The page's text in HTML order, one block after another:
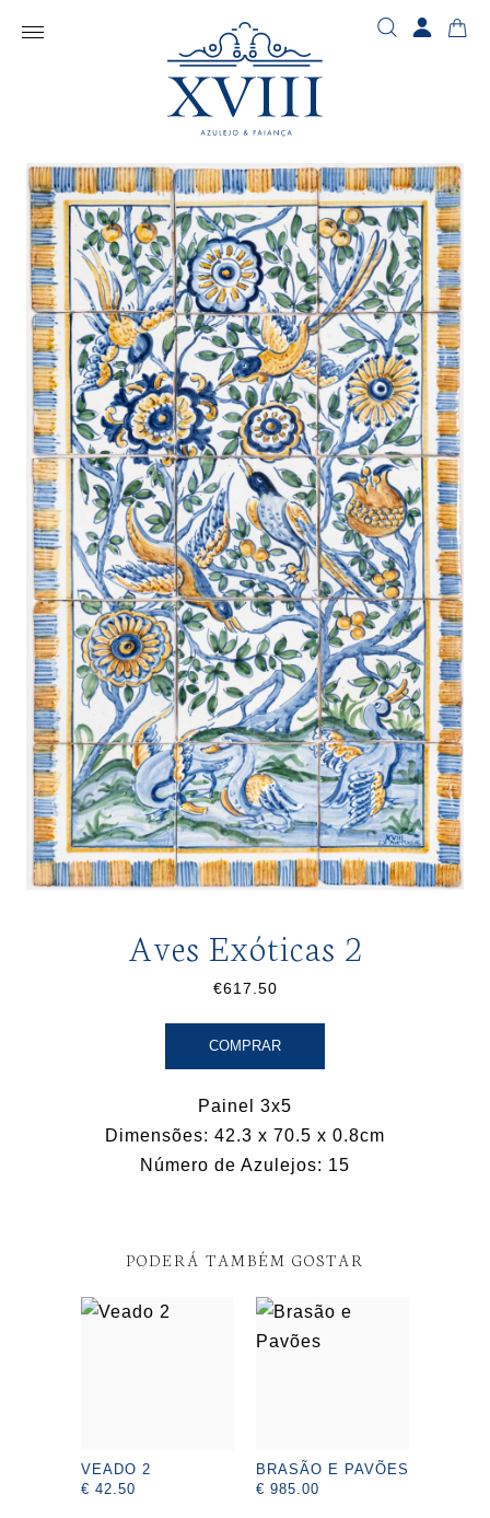
Aves Exóticas 2
€617.50
COMPRAR
Painel 3x5
Dimensões: 42.3 x 70.5 x 0.8cm
Número de Azulejos: 15
PODERÁ TAMBÉM GOSTAR
VEADO 2
€ 42.50
BRASÃO E PAVÕES
€ 985.00